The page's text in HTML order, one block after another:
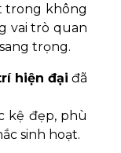
trong không
vai trò quan
trọng.
hiện đại đã
kệ đẹp, phù
sinh hoạt.